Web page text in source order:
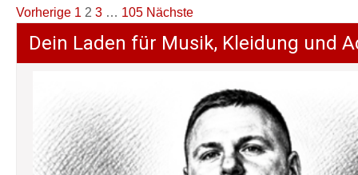
Seitennummerierung
der
Beiträge
Vorherige 1 2 3 … 105 Nächste
Dein Laden für Musik, Kleidung und